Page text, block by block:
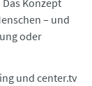
Konzept
– und
oder
und center.tv